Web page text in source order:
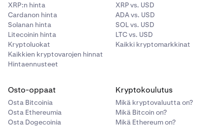
ARB 900 000
ASTER 140 000
ATOM
AUD* 810 000
AVAX 85 000
XRP:n hinta
Cardanon hinta
Solanan hinta
Litecoinin hinta
Kryptoluokat
Kaikkien kryptovarojen hinnat
Hintaennusteet
XRP vs. USD
ADA vs. USD
SOL vs. USD
LTC vs. USD
Kaikki kryptomarkkinat
Osto-oppaat
Osta Bitcoinia
Osta Ethereumia
Osta Dogecoinia
Kryptokoulutus
Mikä kryptovaluutta on?
Mikä Bitcoin on?
Mikä Ethereum on?